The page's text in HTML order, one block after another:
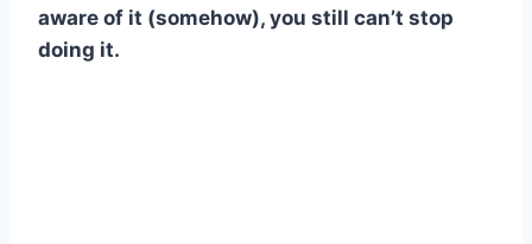
aware of it (somehow), you still can’t stop
doing it.